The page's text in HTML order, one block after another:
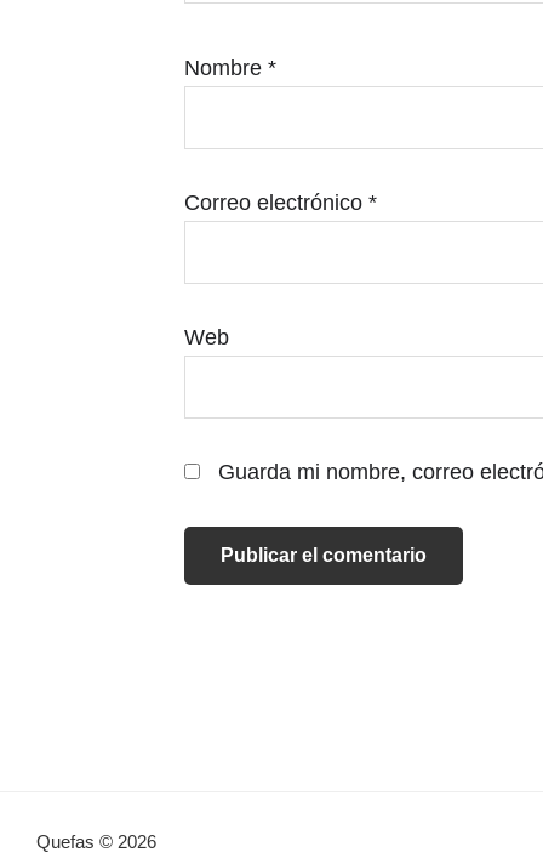
Nombre *
Correo electrónico *
Web
Guarda mi nombre, correo
Quefas © 2026